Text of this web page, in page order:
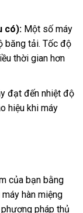
có):Một số máy
băng tải. Tốc độ
thời gian hơn
đạt đến nhiệt độ
hiệu khi máy
của bạn bằng
hàn miệng
pháp thủ